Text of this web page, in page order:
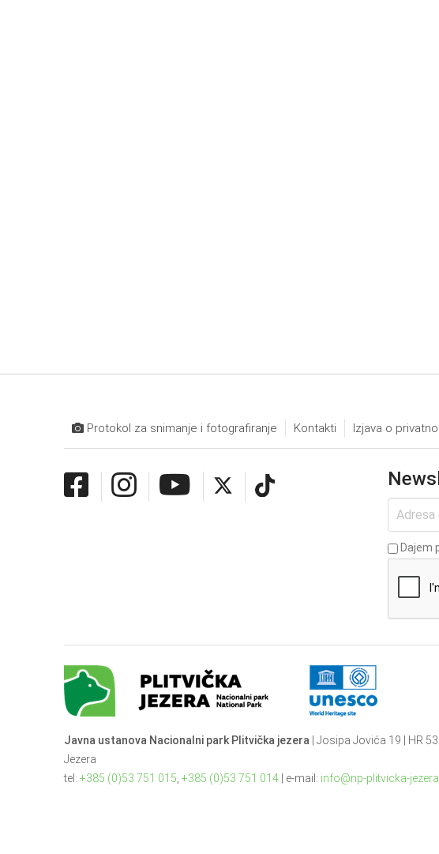
Protokol za snimanje i fotografiranje Kontakti Izjava o
Dajem
Javna ustanova Nacionalni park Plitvička jezera| Josipa Jovića 19 | HR
Jezera
tel: +385 (0)53 751 015, +385 (0)53 751 014| e-mail: info@np-plitvicka-